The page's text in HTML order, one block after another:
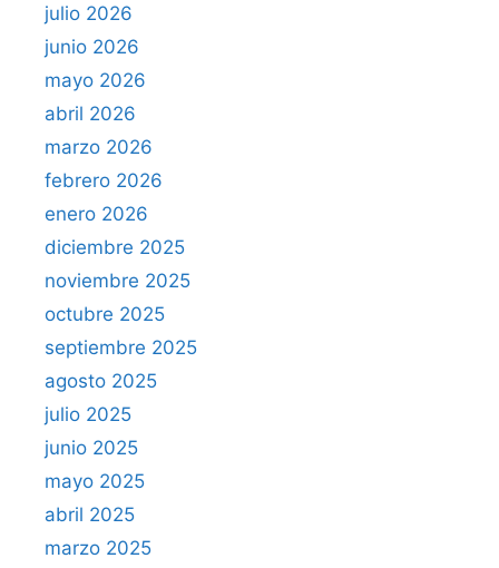
julio 2026
junio 2026
mayo 2026
abril 2026
marzo 2026
febrero 2026
enero 2026
diciembre 2025
noviembre 2025
octubre 2025
septiembre 2025
agosto 2025
julio 2025
junio 2025
mayo 2025
abril 2025
marzo 2025